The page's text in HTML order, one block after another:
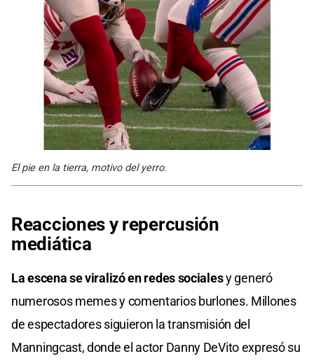
El pie en la tierra, motivo del yerro.
Reacciones y repercusión
mediática
La escena se viralizó en redes socialesy generó
numerosos memes y comentarios burlones. Millones
de espectadores siguieron la transmisión del
Manningcast, donde el actor Danny DeVito expresó su